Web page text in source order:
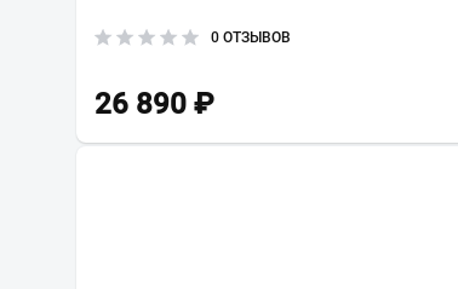
0 ОТЗЫВОВ
26 890 ₽